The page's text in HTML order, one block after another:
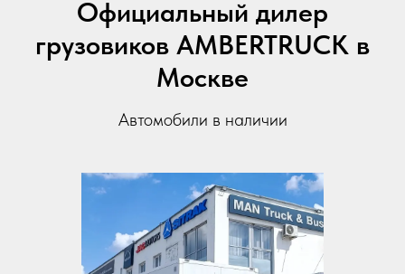
Официальный дилер
грузовиков AMBERTRUCK в
Москве
Автомобили в наличии